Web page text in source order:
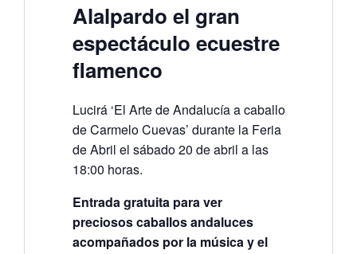
Alalpardo el gran
espectáculo ecuestre
flamenco
Lucirá ‘El Arte de Andalucía a caballo
de Carmelo Cuevas’ durante la Feria
de Abril el sábado 20 de abril a las
18:00 horas.
Entrada gratuita para ver
preciosos caballos andaluces
acompañados por la música y el